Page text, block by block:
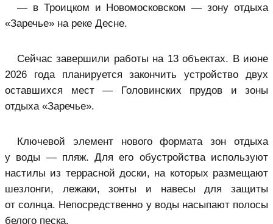
— в Троицком и Новомосковском — зону отдыха
«Заречье» на реке Десне.
Сейчас завершили работы на 13 объектах. В июне
2026 года планируется закончить устройство двух
оставшихся мест — Головинских прудов и зоны
отдыха «Заречье».
Ключевой элемент нового формата зон отдыха
у воды — пляж. Для его обустройства используют
настилы из террасной доски, на которых размещают
шезлонги, лежаки, зонты и навесы для защиты
от солнца. Непосредственно у воды насыпают полосы
белого песка.